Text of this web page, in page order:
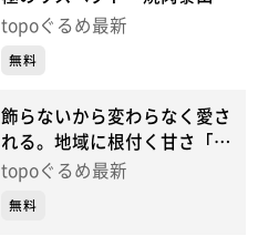
定禅寺通り店」（青葉区国分
topoぐるめ最新
無料
飾らないから変わらなく愛さ
れる。地域に根付く甘さ「ガ
トーオバラ」（若林区連坊小
topoぐるめ最新
無料